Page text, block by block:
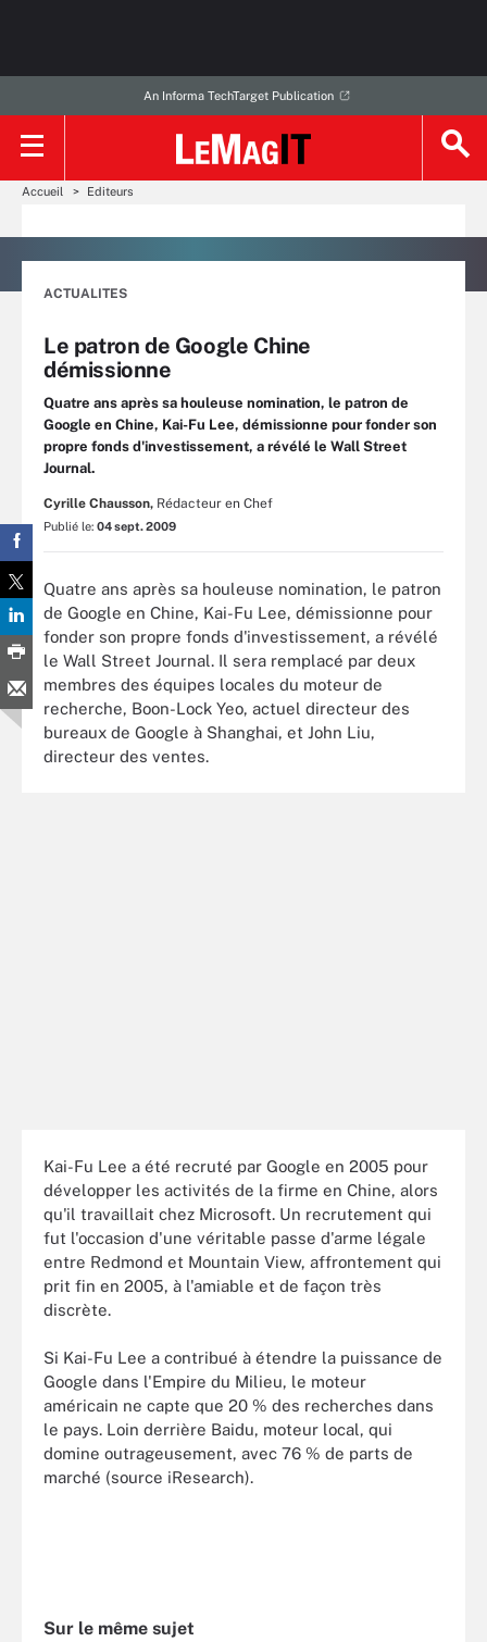
An Informa TechTarget Publication
Accueil Editeurs
ACTUALITES
Le patron de Google Chine
démissionne
Quatre ans après sa houleuse nomination, le patron de
Google en Chine, Kai-Fu Lee, démissionne pour fonder son
propre fonds d'investissement, a révélé le Wall Street
Journal.
Cyrille Chausson, Rédacteur en Chef
Publié le: 04 sept. 2009
Quatre ans après sa houleuse nomination, le patron
de Google en Chine, Kai-Fu Lee, démissionne pour
fonder son propre fonds d'investissement, a révélé
le Wall Street Journal. Il sera remplacé par deux
membres des équipes locales du moteur de
recherche, Boon-Lock Yeo, actuel directeur des
bureaux de Google à Shanghai, et John Liu,
directeur des ventes.
Kai-Fu Lee a été recruté par Google en 2005 pour
développer les activités de la firme en Chine, alors
qu'il travaillait chez Microsoft. Un recrutement qui
fut l'occasion d'une véritable passe d'arme légale
entre Redmond et Mountain View, affrontement qui
prit fin en 2005, à l'amiable et de façon très
discrète.
Si Kai-Fu Lee a contribué à étendre la puissance de
Google dans l'Empire du Milieu, le moteur
américain ne capte que 20 % des recherches dans
le pays. Loin derrière Baidu, moteur local, qui
domine outrageusement, avec 76 % de parts de
marché (source iResearch).
Sur le même sujet